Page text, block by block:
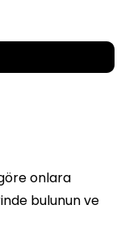
onlara
bulunun ve